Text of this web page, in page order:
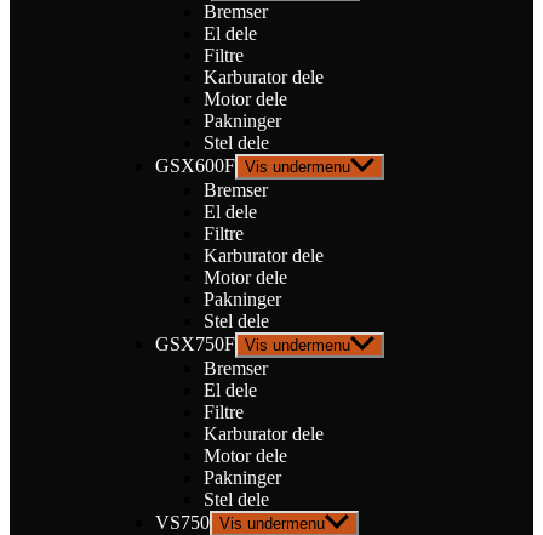
Bremser
El dele
Filtre
Karburator dele
Motor dele
Pakninger
Stel dele
GSX600F Vis undermenu
Bremser
El dele
Filtre
Karburator dele
Motor dele
Pakninger
Stel dele
GSX750F Vis undermenu
Bremser
El dele
Filtre
Karburator dele
Motor dele
Pakninger
Stel dele
VS750 Vis undermenu